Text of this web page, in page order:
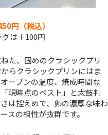
円（税込）
は＋100円
た、固めのクラシックプリ
らクラシックプリンにはま
ーブンの温度、焼成時間な
現時点のベスト」と太鼓判
は控えめで、卵の濃厚な味わ
スの相性が抜群です。